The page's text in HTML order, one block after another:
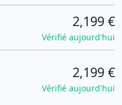
2,199 €
Vérifié aujourd'hui
2,199 €
Vérifié aujourd'hui